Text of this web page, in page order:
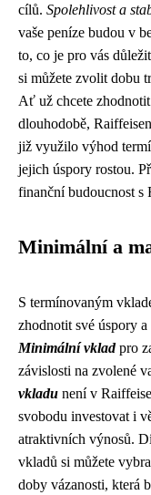
cílů. Spolehlivost a
vaše peníze budou v
to, co je pro vás
si můžete zvolit dobu
Ať už chcete
dlouhodobě,
již využilo výhod
jejich úspory rostou.
finanční budoucnost s
Minimální a
S termínovaným
zhodnotit své úspory
Minimální vkladpro
závislosti na zvolené
vkladu není v
svobodu investovat i
atraktivních výnosů.
vkladů si můžete
doby vázanosti, která